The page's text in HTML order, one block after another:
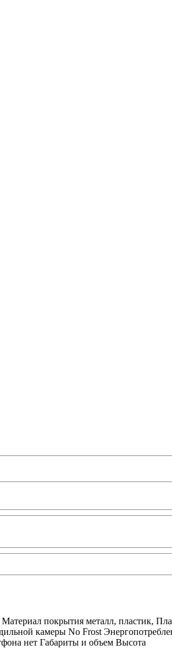
покрытия металл, пластик,
камеры No Frost
нет Габариты и объем Высота